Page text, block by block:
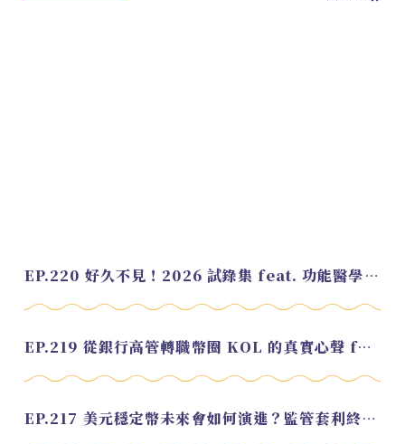
EP.220 好久不見！2026 試錄集 feat. 功能醫學營養師 美寶
EP.219 從銀行高管轉職幣圈 KOL 的真實心聲 feat.龜大
EP.217 美元穩定幣未來會如何演進？監管套利終將收斂？feat. 研究員 余哲安